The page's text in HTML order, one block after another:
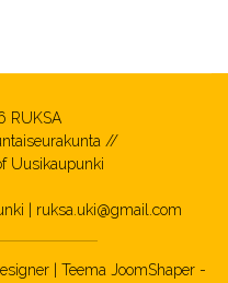
RUKSA
//
Uusikaupunki
ruksa.uki@gmail.com
| Teema JoomShaper-